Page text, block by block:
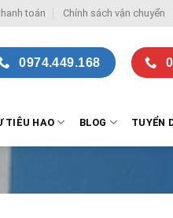
toán Chính sách vận chuyển
0974.449.168
TIÊU HAO BLOG TUYỂN